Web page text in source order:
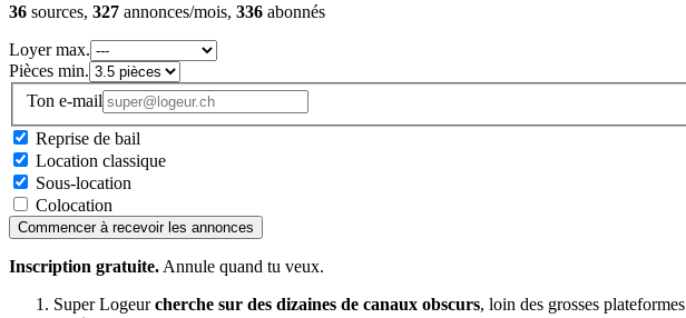
36 sources, 327 annonces/mois, 336 abonnés
Loyer max.
Pièces min.
Ton e-mail
Reprise de bail
Location classique
Sous-location
Colocation
Commencer à recevoir les annonces
Inscription gratuite. Annule quand tu veux.
Super Logeurcherche sur des dizaines de canaux obscurs, loin des grosses plateformes